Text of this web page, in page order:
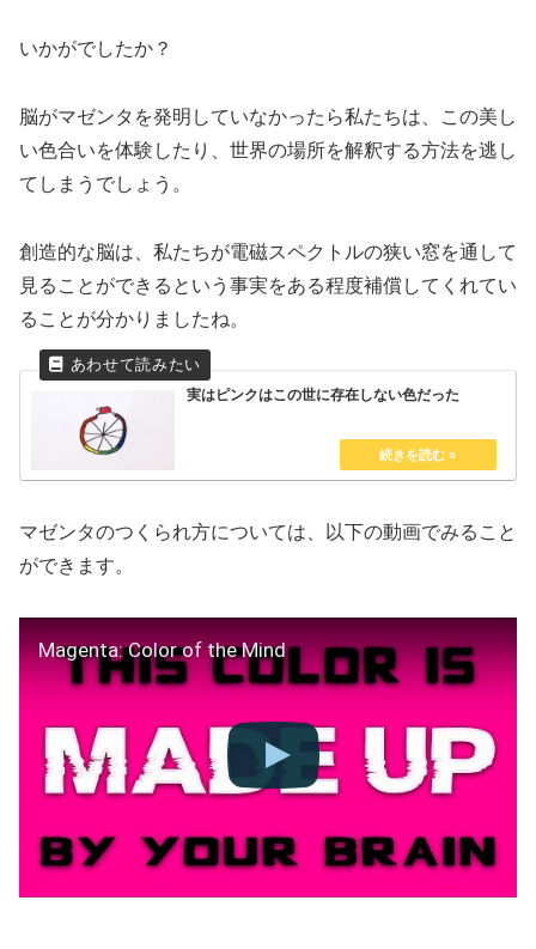
いかがでしたか？
脳がマゼンタを発明していなかったら私たちは、この美し
い色合いを体験したり、世界の場所を解釈する方法を逃し
てしまうでしょう。
創造的な脳は、私たちが電磁スペクトルの狭い窓を通して
見ることができるという事実をある程度補償してくれてい
ることが分かりましたね。
実はピンクはこの世に存在しない色だった
マゼンタのつくられ方については、以下の動画でみること
ができます。
Magenta: Color of the Mind